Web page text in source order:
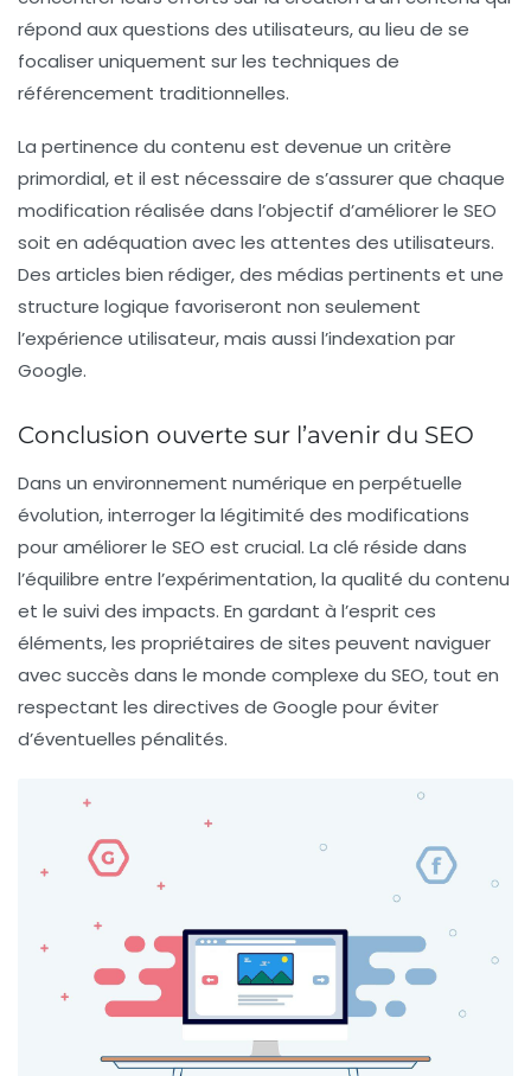
répond aux questions des utilisateurs, au lieu de se
focaliser uniquement sur les techniques de
référencement traditionnelles.
La pertinence du contenu est devenue un critère
primordial, et il est nécessaire de s’assurer que chaque
modification réalisée dans l’objectif d’améliorer le SEO
soit en adéquation avec les attentes des utilisateurs.
Des articles bien rédiger, des médias pertinents et une
structure logique favoriseront non seulement
l’expérience utilisateur, mais aussi l’indexation par
Google.
Conclusion ouverte sur l’avenir du SEO
Dans un environnement numérique en perpétuelle
évolution, interroger la légitimité des modifications
pour améliorer le SEO est crucial. La clé réside dans
l’équilibre entre l’expérimentation, la qualité du contenu
et le suivi des impacts. En gardant à l’esprit ces
éléments, les propriétaires de sites peuvent naviguer
avec succès dans le monde complexe du SEO, tout en
respectant les directives de Google pour éviter
d’éventuelles pénalités.